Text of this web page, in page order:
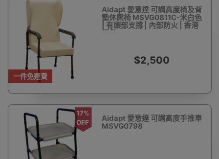
一件免運費
Aidapt 愛意達 可調高度椅及背
墊休閑椅 MSVG0811C-米白色
| 有頭部支撐 | 內部防火 | 香港
行貨
$2,500
17%
OFF
Aidapt 愛意達 可調高度手推車
MSVG0798